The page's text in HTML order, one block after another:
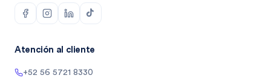
Atención al cliente
+52 56 5721 8330